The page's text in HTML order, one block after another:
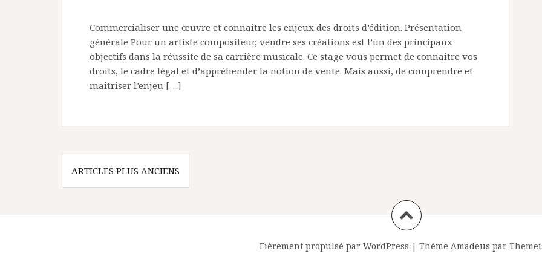
Commercialiser une œuvre et connaitre les enjeux des droits d’édition. Présentation
générale Pour un artiste compositeur, vendre ses créations est l’un des principaux
objectifs dans la réussite de sa carrière musicale. Ce stage vous permet de connaitre vos
droits, le cadre légal et d’appréhender la notion de vente. Mais aussi, de comprendre et
maîtriser l’enjeu […]
N
a
v
ARTICLES PLUS ANCIENS
Fièrement propulsé par WordPress | Thème Amadeus par